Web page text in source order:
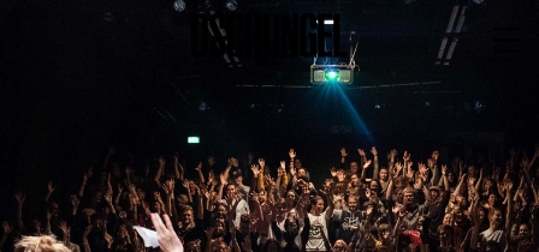
BARRIEREFREI
PROGRAMM
Vorstellungen
Festivals